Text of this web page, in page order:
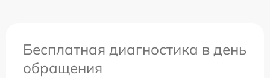
Бесплатная диагностика в день
обращения